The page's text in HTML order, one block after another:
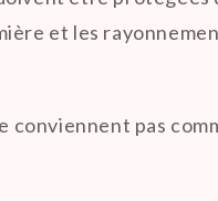
et les
conviennent pas